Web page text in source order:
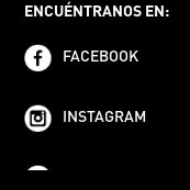
ENCUÉNTRANOS EN:
FACEBOOK
INSTAGRAM